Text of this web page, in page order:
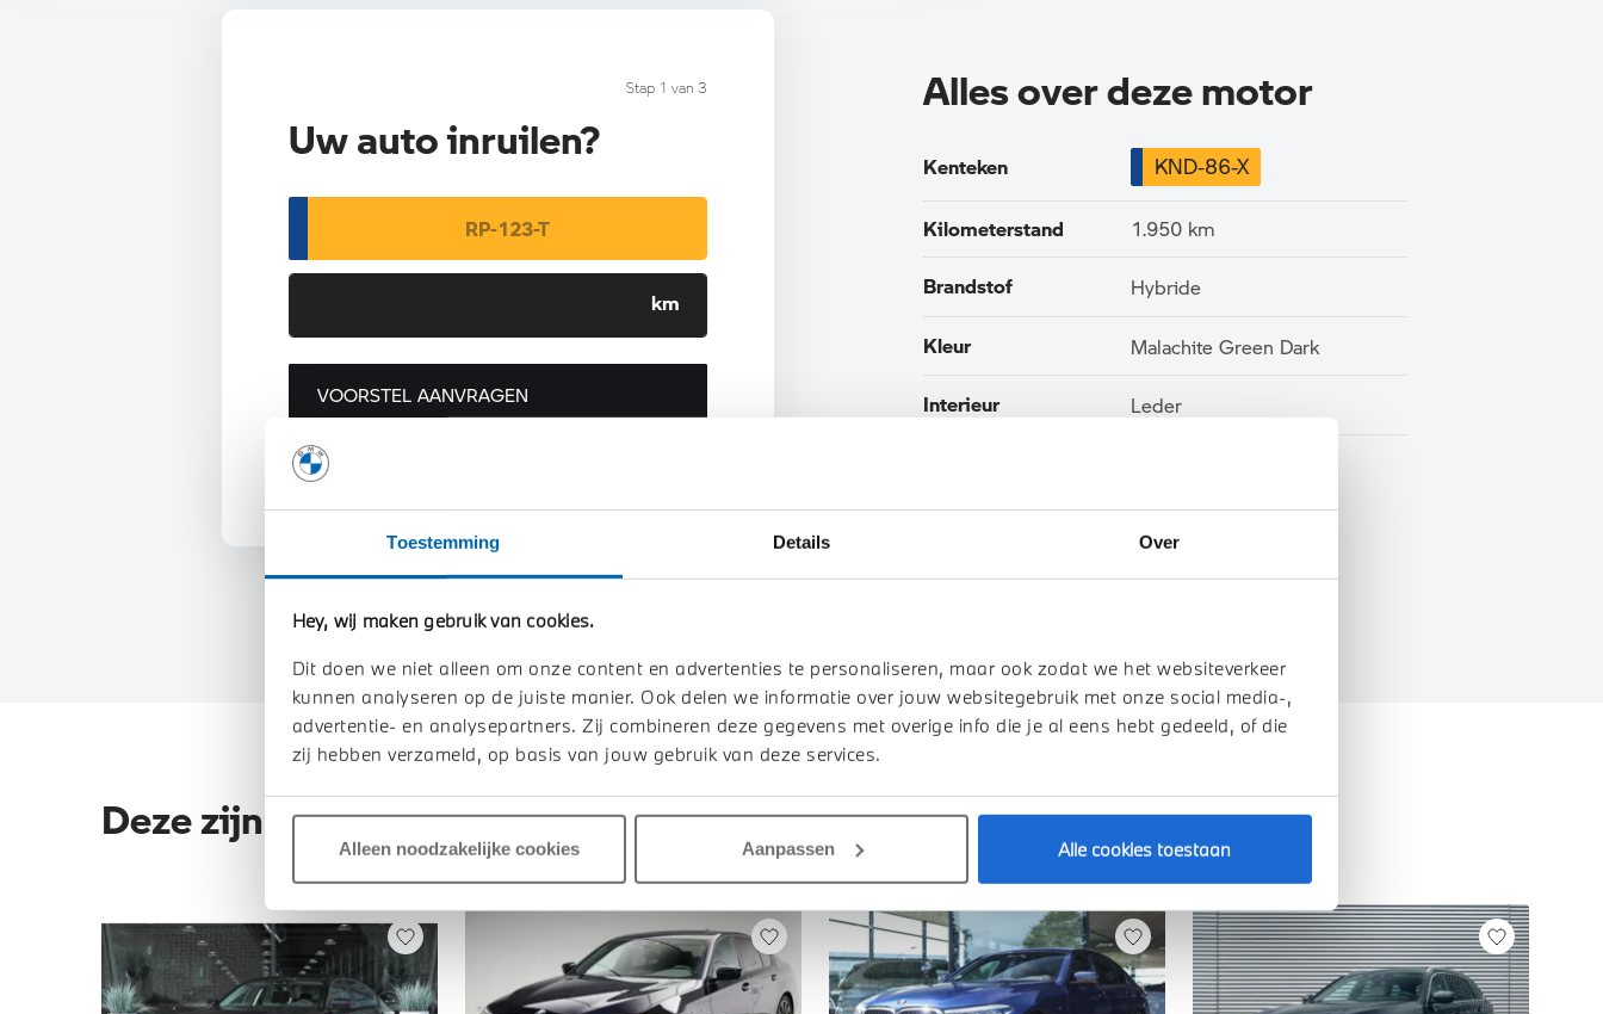
Toestemming Details Over
Hey, wij maken gebruik van cookies.
Dit doen we niet alleen om onze content en advertenties te personaliseren, maar ook zodat we het websiteverkeer
kunnen analyseren op de juiste manier. Ook delen we informatie over jouw websitegebruik met onze social media-,
advertentie- en analysepartners. Zij combineren deze gegevens met overige info die je al eens hebt gedeeld, of die
zij hebben verzameld, op basis van jouw gebruik van deze services.
Alleen noodzakelijke cookies Aanpassen Alle cookies toestaan
Stap 1 van 3
Uw auto inruilen?
VOORSTEL AANVRAGEN
Alles over deze motor
Kenteken KND-86-X
Kilometerstand 1.950 km
Brandstof Hybride
Kleur Malachite Green Dark
Interieur Leder
Deze zijn vergelijkbaar